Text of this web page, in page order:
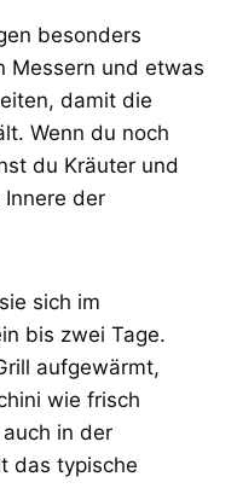
besonders
Messern und etwas
damit die
Wenn du noch
du Kräuter und
der
sich im
bis zwei Tage.
aufgewärmt,
wie frisch
in der
das typische